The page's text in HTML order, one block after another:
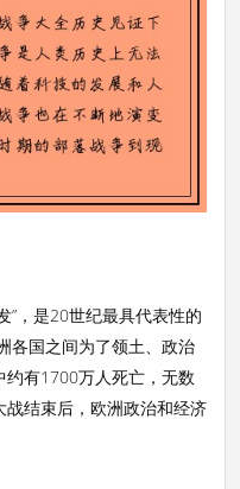
”，是20世纪最具代表性的
各国之间为了领土、政治
有1700万人死亡，无数
战结束后，欧洲政治和经济